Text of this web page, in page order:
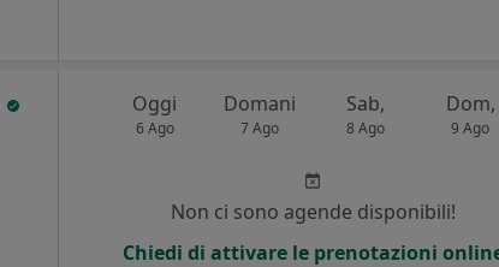
Oggi
6 Ago
Domani
7 Ago
Sab,
8 Ago
Dom,
9 Ago
Non ci sono agende disponibili!
Chiedi di attivare le prenotazioni